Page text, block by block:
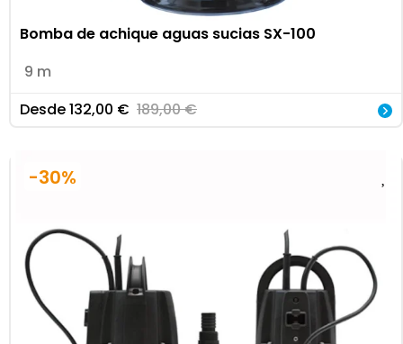
Bomba de achique aguas sucias SX-100
9 m
Desde132,00 € 189,00€
-30%